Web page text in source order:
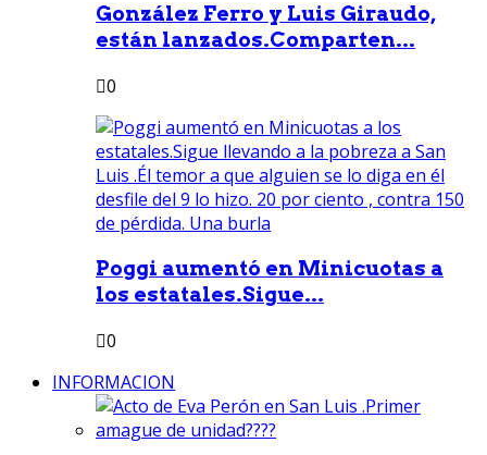
González Ferro y Luis Giraudo,
están lanzados.Comparten...
0
Poggi aumentó en Minicuotas a
los estatales.Sigue...
0
INFORMACION